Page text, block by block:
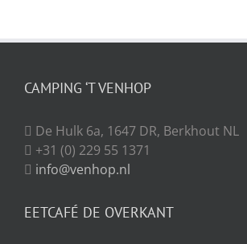
CAMPING ‘T VENHOP
De Hulk 6a, 1647 DR, Berkhout NL
+31 (0) 229 55 1371
info@venhop.nl
EETCAFÉ DE OVERKANT